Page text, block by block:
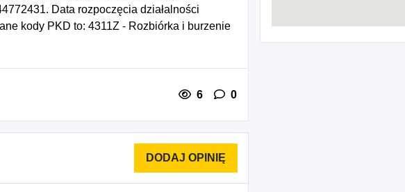
Data rozpoczęcia działalności
kody PKD to: 4311Z - Rozbiórka i burzenie
Zakładanie stolarki budowlanej, 4333Z -
gdzie indziej niesklasyfikowane.
6 0